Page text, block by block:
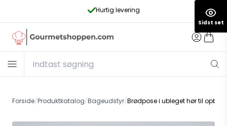
Hurtig levering
Forside/Produktkatalog/Bageudstyr/Brødpose i ubleget hør til
Sidst set